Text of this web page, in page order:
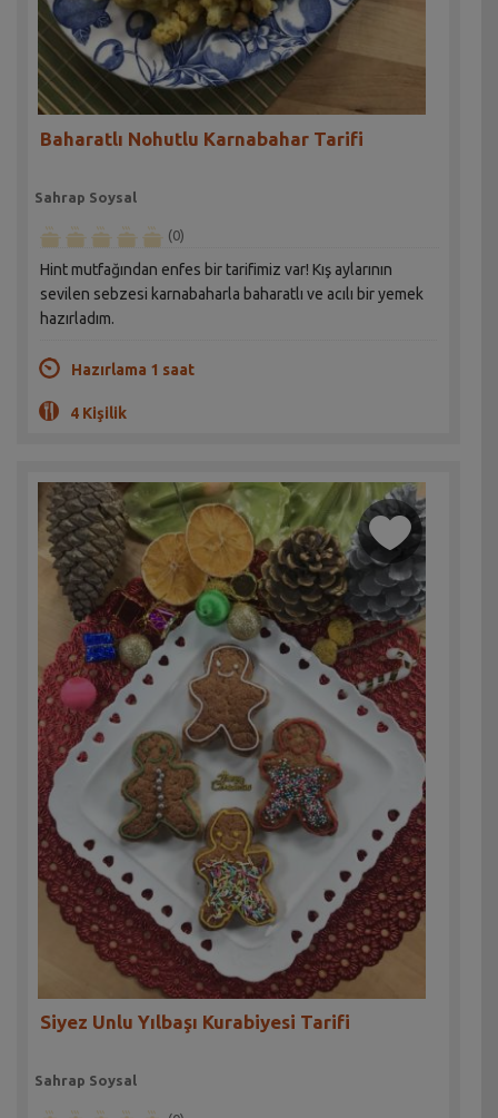
Baharatlı Nohutlu Karnabahar Tarifi
Sahrap Soysal
(0)
Hint mutfağından enfes bir tarifimiz var! Kış aylarının
sevilen sebzesi karnabaharla baharatlı ve acılı bir yemek
hazırladım.
Hazırlama 1 saat
4 Kişilik
Siyez Unlu Yılbaşı Kurabiyesi Tarifi
Sahrap Soysal